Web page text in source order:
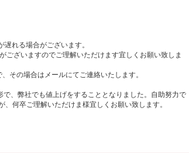
れる場合がございます。
ざいますのでご理解いただけます宜しくお願い致しま
その場合はメールにてご連絡いたします。
、弊社でも値上げをすることとなりました。自助努力で
何卒ご理解いただけま様宜しくお願い致します。